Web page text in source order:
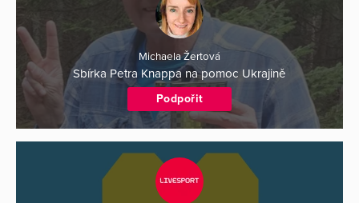
Michaela Žertová
Sbírka Petra Knappa na pomoc Ukrajině
Podpořit